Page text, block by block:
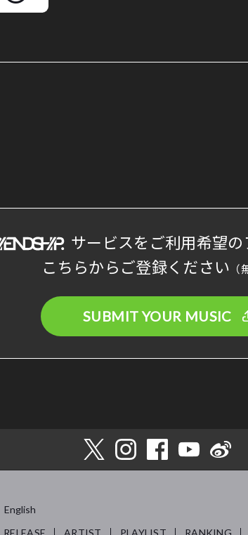
サービスをご利用希望
こちらからご登録ください （
SUBMIT YOUR MUSIC
English
RELEASE ARTIST PLAYLIST RANKING